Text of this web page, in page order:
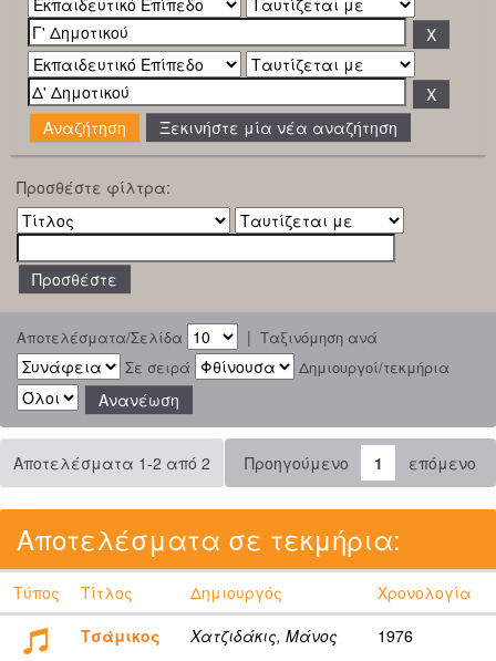
Ξεκινήστε μία νέα αναζήτηση
Προσθέστε φίλτρα:
Αποτελέσματα/Σελίδα | Ταξινόμηση ανά
Σε σειρά
Δημιουργοί/τεκμήρια
Αποτελέσματα 1-2 από 2 Προηγούμενο 1 επόμενο
Αποτελέσματα σε τεκμήρια:
Τύπος Τίτλος Δημιουργός
Χρονολογία
Τσάμικος
Χατζιδάκις, Μάνος 1976